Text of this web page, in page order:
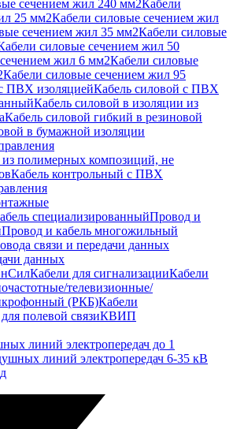
сечением жил 240 мм2Кабели
25 мм2Кабели силовые сечением жил
сечением жил 35 мм2Кабели силовые
силовые сечением жил 50
жил 6 мм2Кабели силовые
Кабели силовые сечением жил 95
ПВХ изоляциейКабель силовой с ПВХ
Кабель силовой в изоляции из
Кабель силовой гибкий в резиновой
в бумажной изоляции
полимерных композиций, не
Кабель контрольный с ПВХ
специализированныйПровод и
Провод и кабель многожильный
связи и передачи данных
данных
Кабели для сигнализацииКабели
телевизионные/
(РКБ)Кабели
полевой связиКВИП
линий электропередач до 1
линий электропередач 6-35 кВ